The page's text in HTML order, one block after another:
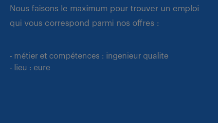
Nous faisons le maximum pour trouver un emploi
qui vous correspond parmi nos offres :
- métier et compétences : ingenieur qualite
- lieu : eure